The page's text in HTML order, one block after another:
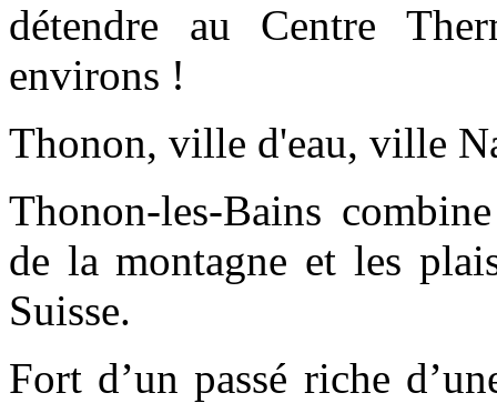
détendre au Centre
environs !
Thonon, ville d'eau, ville
Thonon-les-Bains
de la montagne et les
Suisse.
Fort d’un passé riche